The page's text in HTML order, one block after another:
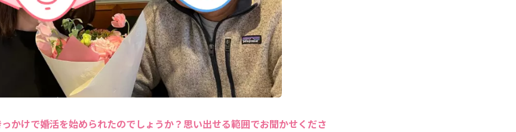
かけで婚活を始められたのでしょうか？思い出せる範囲でお聞かせくださ